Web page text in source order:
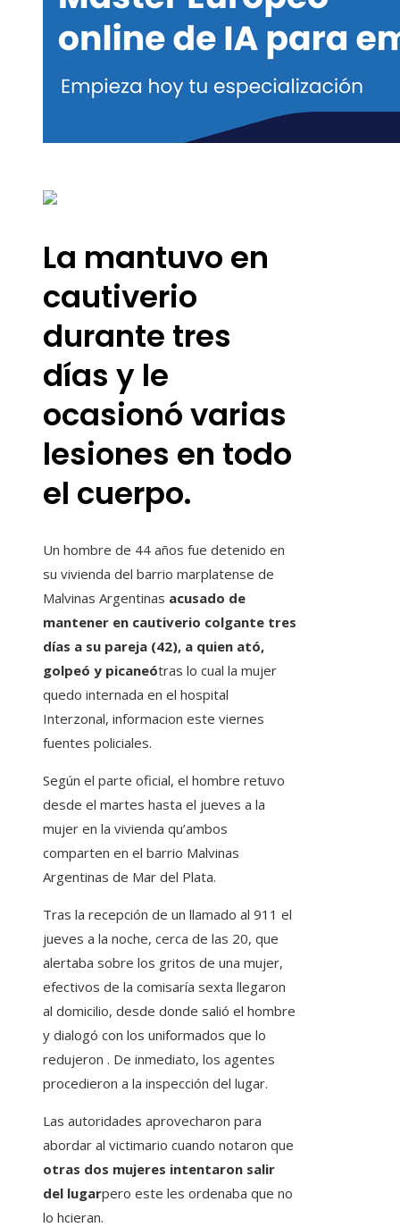
La mantuvo en
cautiverio
durante tres
días y le
ocasionó varias
lesiones en todo
el cuerpo.
Un hombre de 44 años fue detenido en
su vivienda del barrio marplatense de
Malvinas Argentinas acusado de
mantener en cautiverio colgante tres
días a su pareja (42), a quien ató,
golpeó y picaneótras lo cual la mujer
quedo internada en el hospital
Interzonal, informacion este viernes
fuentes policiales.
Según el parte oficial, el hombre retuvo
desde el martes hasta el jueves a la
mujer en la vivienda qu’ambos
comparten en el barrio Malvinas
Argentinas de Mar del Plata.
Tras la recepción de un llamado al 911 el
jueves a la noche, cerca de las 20, que
alertaba sobre los gritos de una mujer,
efectivos de la comisaría sexta llegaron
al domicilio, desde donde salió el hombre
y dialogó con los uniformados que lo
redujeron . De inmediato, los agentes
procedieron a la inspección del lugar.
Las autoridades aprovecharon para
abordar al victimario cuando notaron que
otras dos mujeres intentaron salir
del lugarpero este les ordenaba que no
lo hcieran.